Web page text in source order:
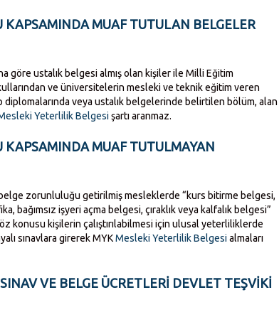
KAPSAMINDA MUAF TUTULAN BELGELER
göre ustalık belgesi almış olan kişiler ile Milli Eğitim
ve üniversitelerin mesleki ve teknik eğitim veren
veya ustalık belgelerinde belirtilen bölüm, alan
Yeterlilik Belgesi şartı aranmaz.
KAPSAMINDA MUAF TUTULMAYAN
zorunluluğu getirilmiş mesleklerde “kurs bitirme belgesi,
bağımsız işyeri açma belgesi, çıraklık veya kalfalık belgesi”
Söz konusu kişilerin çalıştırılabilmesi için ulusal yeterliliklerde
sınavlara girerek MYKMesleki Yeterlilik Belgesi almaları
VE BELGE ÜCRETLERİ DEVLET TEŞVİKİ